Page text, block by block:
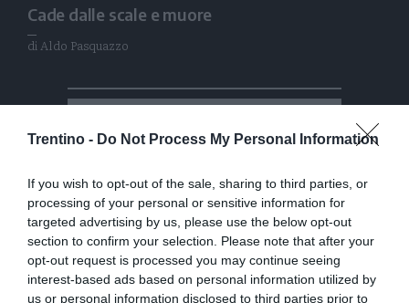
Trentino - Do Not Process My Personal Information
If you wish to opt-out of the sale, sharing to third parties, or
processing of your personal or sensitive information for
targeted advertising by us, please use the below opt-out
section to confirm your selection. Please note that after your
opt-out request is processed you may continue seeing
interest-based ads based on personal information utilized by
us or personal information disclosed to third parties prior to
Cade dalle scale e muore
di Aldo Pasquazzo